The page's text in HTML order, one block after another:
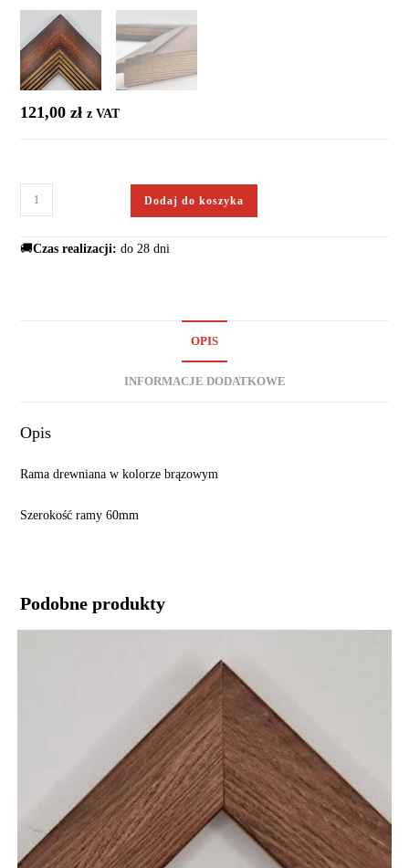
121,00zł z VAT
Dodaj do koszyka
🚚Czas realizacji:do 28 dni
OPIS
INFORMACJE DODATKOWE
Opis
Rama drewniana w kolorze brązowym
Szerokość ramy 60mm
Podobne produkty